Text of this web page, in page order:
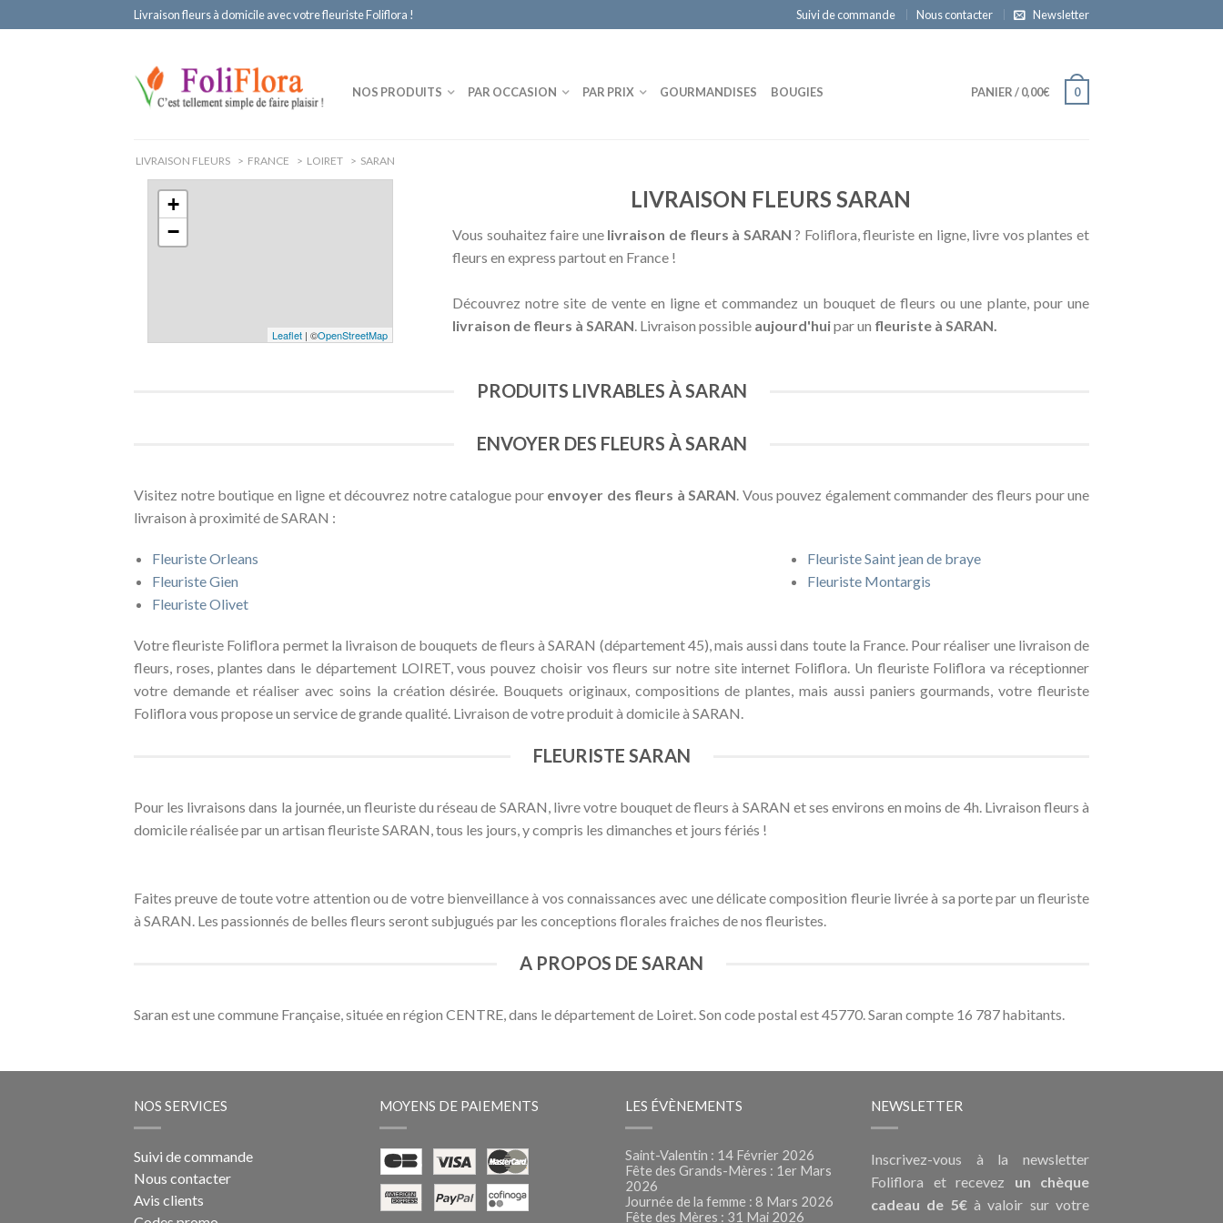
Livraison fleurs à domicile avec votre fleuriste Foliflora ! Suivi de commande Nous contacter Newsletter
NOS PRODUITS PAR OCCASION PAR PRIX GOURMANDISES BOUGIES PANIER/0,00€ 0
LIVRAISON FLEURS > FRANCE > LOIRET > SARAN
+
−
Leaflet | ©OpenStreetMap
LIVRAISON FLEURS SARAN
Vous souhaitez faire une livraison de fleurs à SARAN ? Foliflora, fleuriste en ligne, livre vos plantes et
fleurs en express partout en France !
Découvrez notre site de vente en ligne et commandez un bouquet de fleurs ou une plante, pour une
livraison de fleurs à SARAN . Livraison possible aujourd'huipar un fleuriste à SARAN.
PRODUITS LIVRABLES À SARAN
ENVOYER DES FLEURS À SARAN
Visitez notre boutique en ligne et découvrez notre catalogue pour envoyer des fleurs à SARAN . Vous pouvez également commander des fleurs pour une
livraison à proximité de SARAN :
Fleuriste Orleans
Fleuriste Gien
Fleuriste Olivet
Fleuriste Saint jean de braye
Fleuriste Montargis
Votre fleuriste Foliflora permet la livraison de bouquets de fleurs à SARAN (département 45), mais aussi dans toute la France. Pour réaliser une livraison de
fleurs, roses, plantes dans le département LOIRET, vous pouvez choisir vos fleurs sur notre site internet Foliflora. Un fleuriste Foliflora va réceptionner
votre demande et réaliser avec soins la création désirée. Bouquets originaux, compositions de plantes, mais aussi paniers gourmands, votre fleuriste
Foliflora vous propose un service de grande qualité. Livraison de votre produit à domicile à SARAN.
FLEURISTE SARAN
Pour les livraisons dans la journée, un fleuriste du réseau de SARAN, livre votre bouquet de fleurs à SARAN et ses environs en moins de 4h. Livraison fleurs à
domicile réalisée par un artisan fleuriste SARAN, tous les jours, y compris les dimanches et jours fériés !
Faites preuve de toute votre attention ou de votre bienveillance à vos connaissances avec une délicate composition fleurie livrée à sa porte par un fleuriste
à SARAN. Les passionnés de belles fleurs seront subjugués par les conceptions florales fraiches de nos fleuristes.
A PROPOS DE SARAN
Saran est une commune Française, située en région CENTRE, dans le département de Loiret. Son code postal est 45770. Saran compte 16 787 habitants.
NOS SERVICES
Suivi de commande
Nous contacter
Avis clients
MOYENS DE PAIEMENTS LES ÉVÈNEMENTS
Saint-Valentin : 14 Février 2026
Fête des Grands-Mères : 1er Mars
2026
Journée de la femme : 8 Mars 2026
Fête des Mères : 31 Mai 2026
NEWSLETTER
Inscrivez-vous à la newsletter
Foliflora et recevez un chèque
cadeau de 5€à valoir sur votre